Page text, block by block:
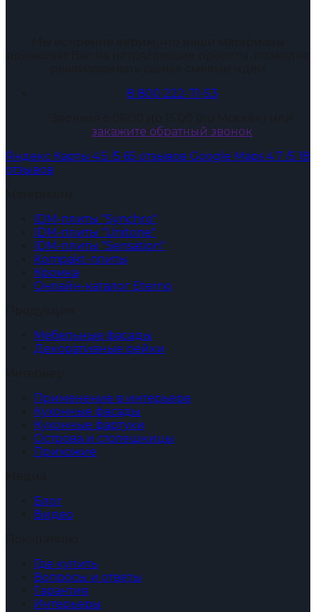
8 800 222-71-53
закажите обратный звонок
Яндекс Карты 4.5 /5 65 отзывов Google Maps 4.7 /5 18
отзывов
IDM-плиты "Synchro"
IDM-плиты "Unitone"
IDM-плиты "Sensation"
Kompakt-плиты
Кромка
Онлайн-каталог Eterno
Мебельные фасады
Декоративные рейки
Применение в интерьере
Кухонные фасады
Кухонные фартуки
Острова и столешницы
Прихожие
Блог
Видео
Где купить
Вопросы и ответы
Гарантия
Интерьеры